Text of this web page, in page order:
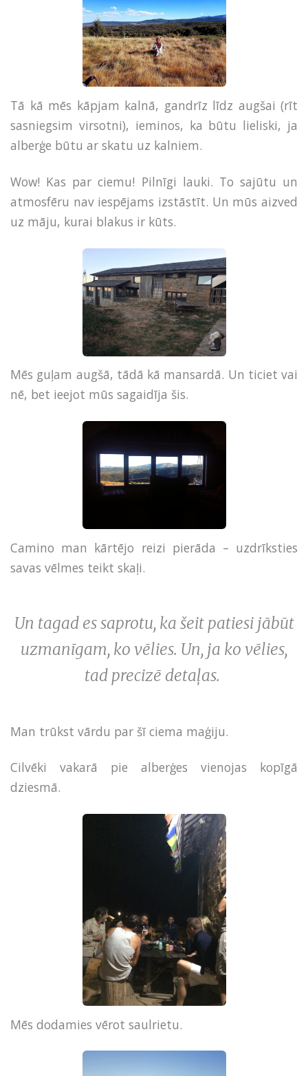
Tā kā mēs kāpjam kalnā, gandrīz līdz augšai (rīt
sasniegsim virsotni), ieminos, ka būtu lieliski, ja
alberģe būtu ar skatu uz kalniem.
Wow! Kas par ciemu! Pilnīgi lauki. To sajūtu un
atmosfēru nav iespējams izstāstīt. Un mūs aizved
uz māju, kurai blakus ir kūts.
Mēs guļam augšā, tādā kā mansardā. Un ticiet vai
nē, bet ieejot mūs sagaidīja šis.
Camino man kārtējo reizi pierāda – uzdrīksties
savas vēlmes teikt skaļi.
Un tagad es saprotu, ka šeit patiesi jābūt
uzmanīgam, ko vēlies. Un, ja ko vēlies,
tad precizē detaļas.
Man trūkst vārdu par šī ciema maģiju.
Cilvēki vakarā pie alberģes vienojas kopīgā
dziesmā.
Mēs dodamies vērot saulrietu.